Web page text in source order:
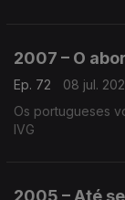
2007 – O
Ep. 72
08 jul.
Os portugueses
IVG
2005 – Até